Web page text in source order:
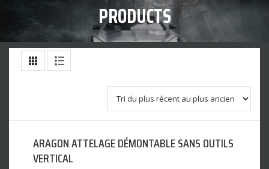
PRODUCTS
ARAGON ATTELAGE DÉMONTABLE SANS OUTILS
VERTICAL